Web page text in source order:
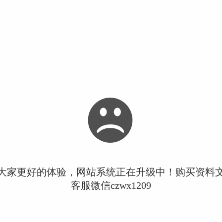
家更好的体验，网站系统正在升级中！购买资料
客服微信czwx1209